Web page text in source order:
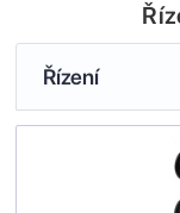
Řízení